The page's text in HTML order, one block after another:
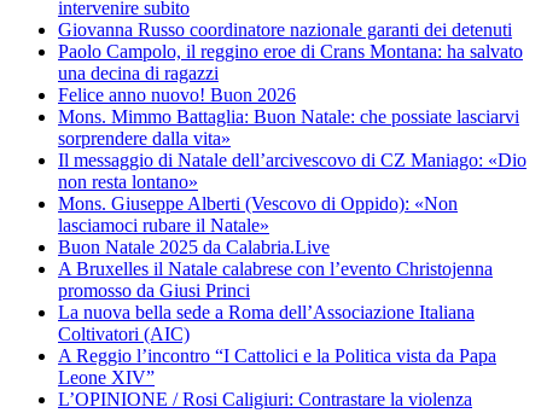
intervenire subito
Giovanna Russo coordinatore nazionale garanti dei detenuti
Paolo Campolo, il reggino eroe di Crans Montana: ha salvato
una decina di ragazzi
Felice anno nuovo! Buon 2026
Mons. Mimmo Battaglia: Buon Natale: che possiate lasciarvi
sorprendere dalla vita»
Il messaggio di Natale dell’arcivescovo di CZ Maniago: «Dio
non resta lontano»
Mons. Giuseppe Alberti (Vescovo di Oppido): «Non
lasciamoci rubare il Natale»
Buon Natale 2025 da Calabria.Live
A Bruxelles il Natale calabrese con l’evento Christojenna
promosso da Giusi Princi
La nuova bella sede a Roma dell’Associazione Italiana
Coltivatori (AIC)
A Reggio l’incontro “I Cattolici e la Politica vista da Papa
Leone XIV”
L’OPINIONE / Rosi Caligiuri: Contrastare la violenza